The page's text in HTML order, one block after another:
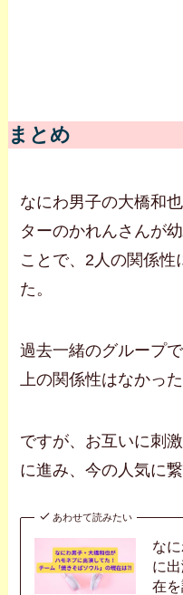
まとめ
なにわ男子の大橋和
ターのかれんさんが
ことで、2人の関係性
た。
過去一緒のグループ
上の関係性はなかった
ですが、お互いに刺
に進み、今の人気に
あわせて読みたい
な
に
在